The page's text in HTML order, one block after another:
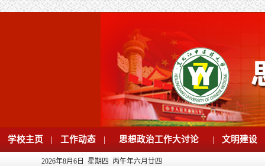
学校主页 | 工作动态 | 思想政治工作大讨论 | 文明建设
2026年8月6日 星期四 丙午年六月廿四